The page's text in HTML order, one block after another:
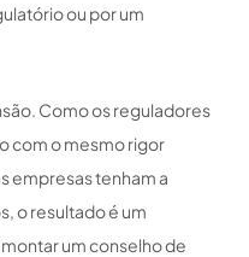
ou por um
Como os reguladores
com o mesmo rigor
empresas tenham a
o resultado é um
um conselho de